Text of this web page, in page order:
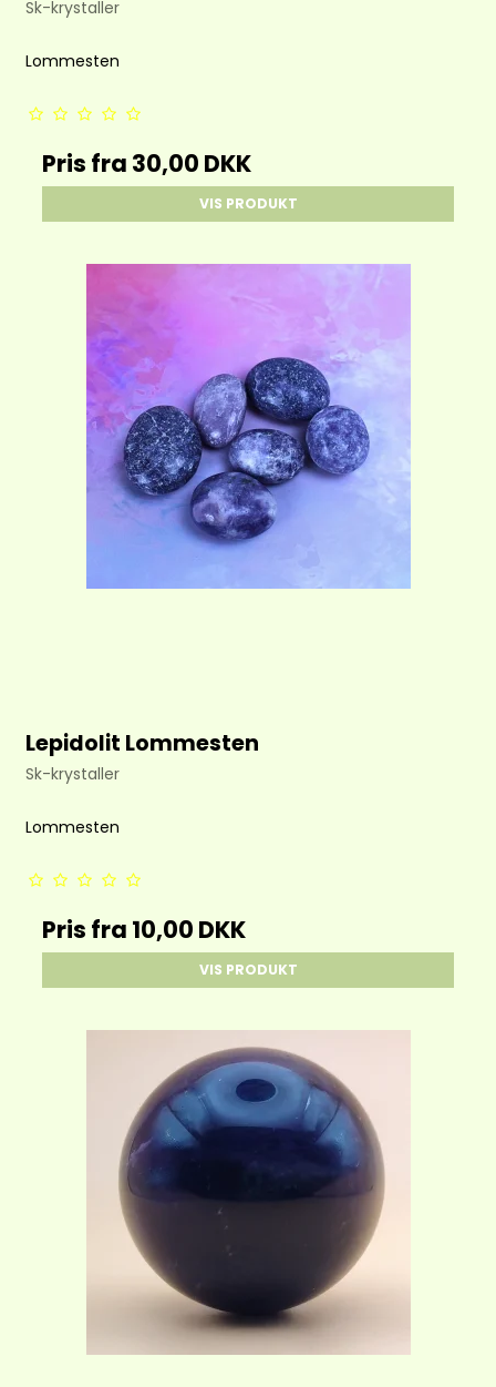
Sk-krystaller
Lommesten
Pris fra 30,00 DKK
VIS PRODUKT
Lepidolit Lommesten
Sk-krystaller
Lommesten
Pris fra 10,00 DKK
VIS PRODUKT